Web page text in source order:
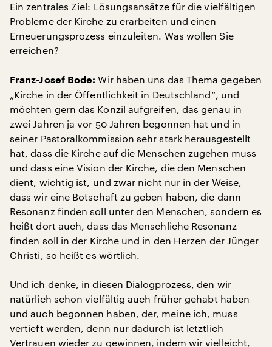
Ein zentrales Ziel: Lösungsansätze für die vielfältigen
Probleme der Kirche zu erarbeiten und einen
Erneuerungsprozess einzuleiten. Was wollen Sie
erreichen?
Franz-Josef Bode: Wir haben uns das Thema gegeben
„Kirche in der Öffentlichkeit in Deutschland“, und
möchten gern das Konzil aufgreifen, das genau in
zwei Jahren ja vor 50 Jahren begonnen hat und in
seiner Pastoralkommission sehr stark herausgestellt
hat, dass die Kirche auf die Menschen zugehen muss
und dass eine Vision der Kirche, die den Menschen
dient, wichtig ist, und zwar nicht nur in der Weise,
dass wir eine Botschaft zu geben haben, die dann
Resonanz finden soll unter den Menschen, sondern es
heißt dort auch, dass das Menschliche Resonanz
finden soll in der Kirche und in den Herzen der Jünger
Christi, so heißt es wörtlich.
Und ich denke, in diesen Dialogprozess, den wir
natürlich schon vielfältig auch früher gehabt haben
und auch begonnen haben, der, meine ich, muss
vertieft werden, denn nur dadurch ist letztlich
Vertrauen wieder zu gewinnen, indem wir vielleicht,